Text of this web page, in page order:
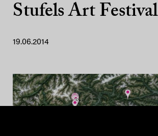
Stufels Art Festival
19.06.2014